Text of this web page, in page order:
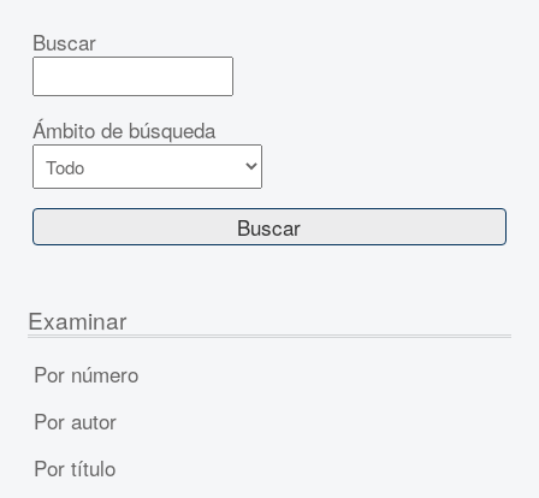
Buscar
Ámbito de búsqueda
Examinar
Por número
Por autor
Por título